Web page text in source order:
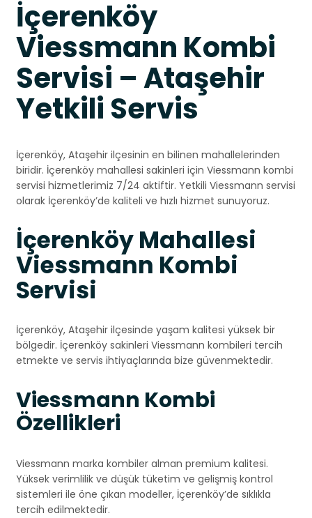
İçerenköy
Viessmann Kombi
Servisi – Ataşehir
Yetkili Servis
İçerenköy, Ataşehir ilçesinin en bilinen mahallelerinden
biridir. İçerenköy mahallesi sakinleri için Viessmann kombi
servisi hizmetlerimiz 7/24 aktiftir. Yetkili Viessmann servisi
olarak İçerenköy’de kaliteli ve hızlı hizmet sunuyoruz.
İçerenköy Mahallesi
Viessmann Kombi
Servisi
İçerenköy, Ataşehir ilçesinde yaşam kalitesi yüksek bir
bölgedir. İçerenköy sakinleri Viessmann kombileri tercih
etmekte ve servis ihtiyaçlarında bize güvenmektedir.
Viessmann Kombi
Özellikleri
Viessmann marka kombiler alman premium kalitesi.
Yüksek verimlilik ve düşük tüketim ve gelişmiş kontrol
sistemleri ile öne çıkan modeller, İçerenköy’de sıklıkla
tercih edilmektedir.